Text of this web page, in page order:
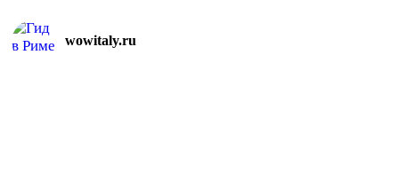
wowitaly.ru